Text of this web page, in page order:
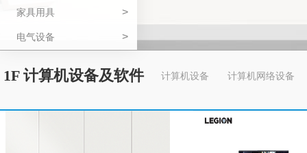
家具用具 >
电气设备 >
1F 计算机设备及软件 计算机设备 计算机网络设备